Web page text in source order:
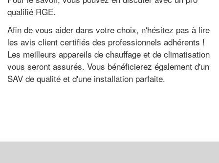
qualifié RGE.
Afin de vous aider dans votre choix, n'hésitez pas à lire
les avis client certifiés des professionnels adhérents !
Les meilleurs appareils de chauffage et de climatisation
vous seront assurés. Vous bénéficierez également d'un
SAV de qualité et d'une installation parfaite.